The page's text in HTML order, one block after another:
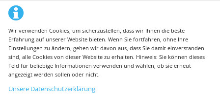
Wir verwenden Cookies, um sicherzustellen, dass wir Ihnen die beste
Erfahrung auf unserer Website bieten. Wenn Sie fortfahren, ohne Ihre
Einstellungen zu ändern, gehen wir davon aus, dass Sie damit einverstanden
sind, alle Cookies von dieser Website zu erhalten. Hinweis: Sie können dieses
Feld für beliebige Informationen verwenden und wählen, ob sie erneut
angezeigt werden sollen oder nicht.
Unsere Datenschutzerklärung